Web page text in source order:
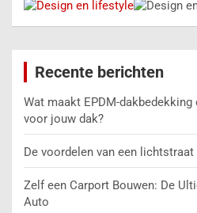
Recente berichten
Wat maakt EPDM-
voor jouw dak?
De voordelen van een lichtstraat
Zelf een Carport Bouwen: De
Auto